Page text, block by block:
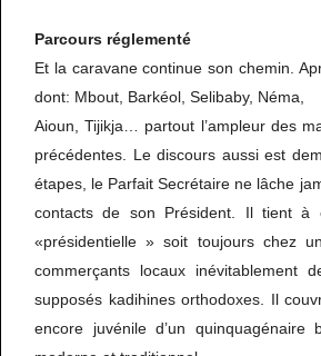
Parcours réglementé
Et la caravane continue son chemin.
dont: Mbout, Barkéol, Selibaby, Néma,
Aioun, Tijikja… partout l’ampleur des
précédentes. Le discours aussi est
étapes, le Parfait Secrétaire ne lâche
contacts de son Président. Il tient à
«présidentielle » soit toujours chez
commerçants locaux inévitablement
supposés kadihines orthodoxes. Il
encore juvénile d’un